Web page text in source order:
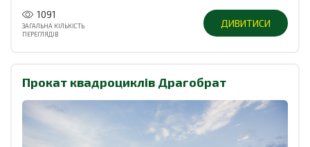
1091
ЗАГАЛЬНА КІЛЬКІСТЬ
ПЕРЕГЛЯДІВ
ДИВИТИСИ
Прокат квадроциклів Драгобрат